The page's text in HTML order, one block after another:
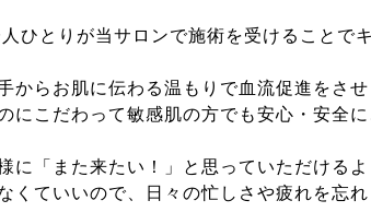
ひとりが当サロンで施術を受けることで
らお肌に伝わる温もりで血流促進をさせ
こだわって敏感肌の方でも安心・安全
「また来たい！」と思っていただけるよ
ていいので、日々の忙しさや疲れを忘